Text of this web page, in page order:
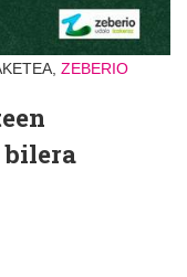
ZEBERIO
bilera